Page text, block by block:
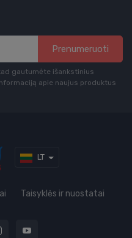
Prenumeruoti
gautumėte išankstinius
apie naujus produktus
LT
Taisyklės ir nuostatai